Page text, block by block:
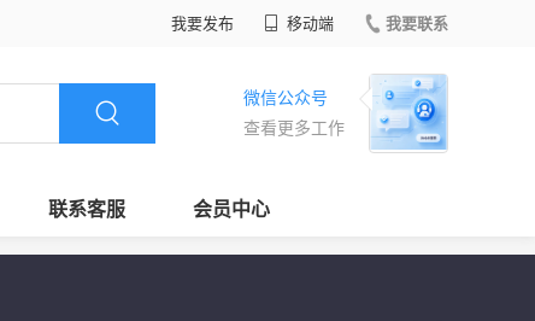
我要发布 移动端 我要联系
微信公众号
查看更多工作
联系客服 会员中心